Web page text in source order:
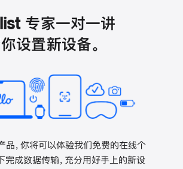
专家一对一讲
设置新设备。
，你将可以体验我们免费的在线个
完成数据传输，充分用好手上的新设